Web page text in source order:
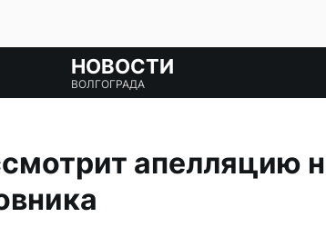
НОВОСТИ
ВОЛГОГРАДА
апелляцию